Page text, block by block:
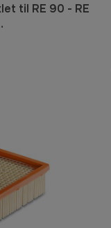
til RE 90 - RE